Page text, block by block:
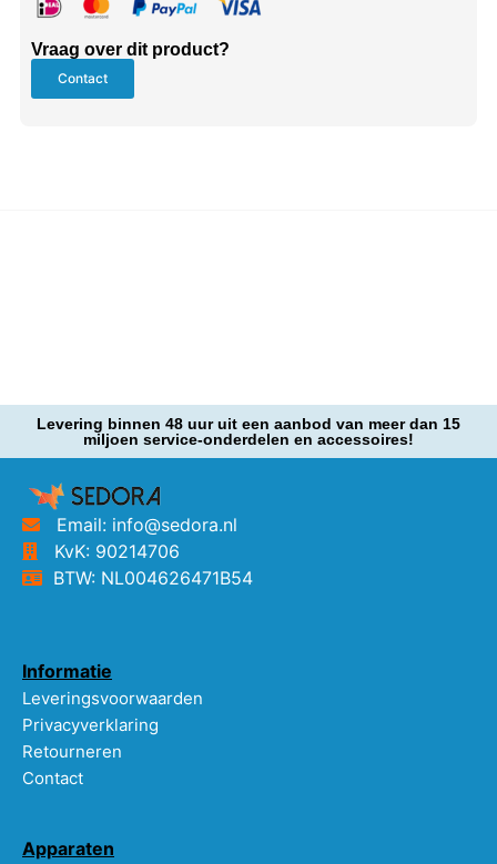
Vraag over dit product?
Contact
Levering binnen 48 uur uit een aanbod van meer dan 15
miljoen service-onderdelen en accessoires!
Email: info@sedora.nl
KvK: 90214706
BTW: NL004626471B54
Informatie
Leveringsvoorwaarden
Privacyverklaring
Retourneren
Contact
Apparaten